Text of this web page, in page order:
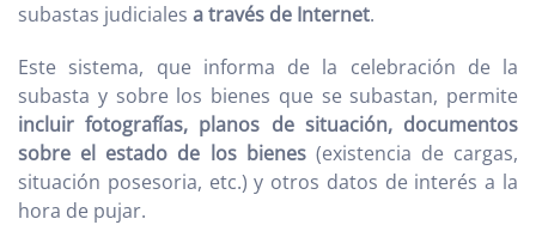
subastas judiciales a través de Internet.
Este sistema, que informa de la celebración de la
subasta y sobre los bienes que se subastan, permite
incluir fotografías, planos de situación, documentos
sobre el estado de los bienes(existencia de cargas,
situación posesoria, etc.) y otros datos de interés a la
hora de pujar.